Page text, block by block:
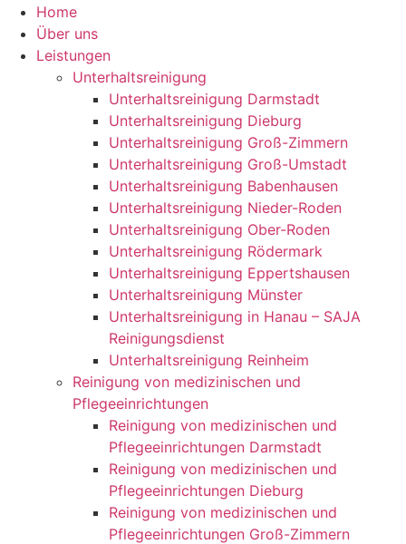
Home
Über uns
Leistungen
Unterhaltsreinigung
Unterhaltsreinigung Darmstadt
Unterhaltsreinigung Dieburg
Unterhaltsreinigung Groß-Zimmern
Unterhaltsreinigung Groß-Umstadt
Unterhaltsreinigung Babenhausen
Unterhaltsreinigung Nieder-Roden
Unterhaltsreinigung Ober-Roden
Unterhaltsreinigung Rödermark
Unterhaltsreinigung Eppertshausen
Unterhaltsreinigung Münster
Unterhaltsreinigung in Hanau – SAJA
Reinigungsdienst
Unterhaltsreinigung Reinheim
Reinigung von medizinischen und
Pflegeeinrichtungen
Reinigung von medizinischen und
Pflegeeinrichtungen Darmstadt
Reinigung von medizinischen und
Pflegeeinrichtungen Dieburg
Reinigung von medizinischen und
Pflegeeinrichtungen Groß-Zimmern